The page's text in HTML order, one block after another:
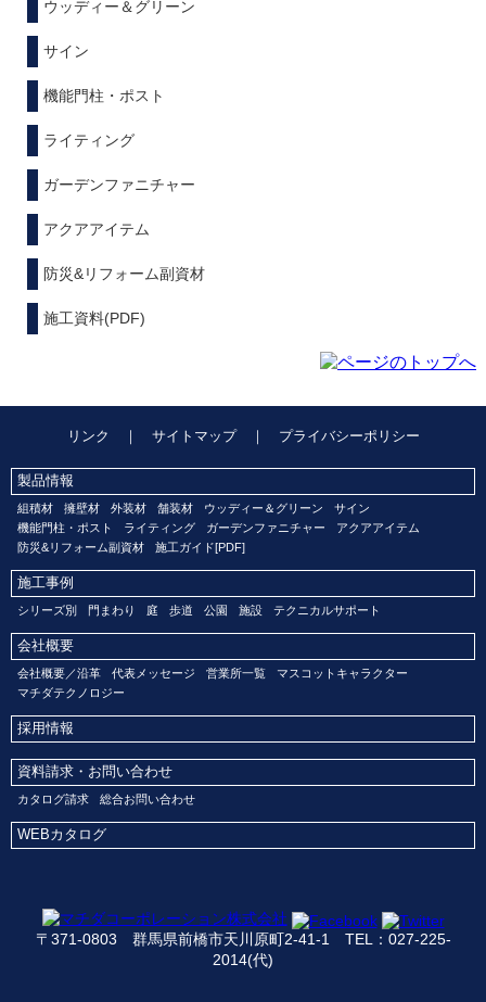
ウッディー＆グリーン
サイン
機能門柱・ポスト
ライティング
ガーデンファニチャー
アクアアイテム
防災&リフォーム副資材
施工資料(PDF)
リンク ｜ サイトマップ｜ プライバシーポリシー
製品情報
組積材 擁壁材 外装材 舗装材 ウッディー＆グリーン
サイン
機能門柱・ポスト
ライティング ガーデンファニチャー
アクアアイテム
防災&リフォーム副資材
施工ガイド[PDF]
施工事例
シリーズ別 門まわり 庭 歩道 公園 施設 テクニカルサポート
会社概要
会社概要／沿革 代表メッセージ 営業所一覧
マスコットキャラクター
マチダテクノロジー
採用情報
資料請求・お問い合わせ
カタログ請求 総合お問い合わせ
WEBカタログ
〒371-0803 群馬県前橋市天川原町2-41-1 TEL：027-225-
2014(代)